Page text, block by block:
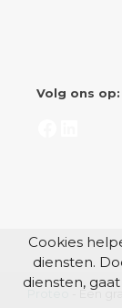
Volg ons op:
- Een
Cookies
diensten.
diensten,